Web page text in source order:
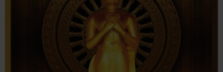
พระพุทธรูปปางรำพึง